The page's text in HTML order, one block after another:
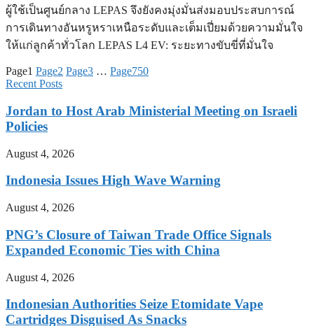
ผู้ใช้เป็นศูนย์กลาง LEPAS จึงยังคงมุ่งมั่นส่งมอบประสบการณ์
การเดินทางอันหรูหราเหนือระดับและเต็มเปี่ยมด้วยความมั่นใจ
ให้แก่ลูกค้าทั่วโลก LEPAS L4 EV: ระยะทางขับขี่ที่มั่นใจ
Page1 Page2 Page3 … Page750
Recent Posts
Jordan to Host Arab Ministerial Meeting on Israeli
Policies
August 4, 2026
Indonesia Issues High Wave Warning
August 4, 2026
PNG’s Closure of Taiwan Trade Office Signals
Expanded Economic Ties with China
August 4, 2026
Indonesian Authorities Seize Etomidate Vape
Cartridges Disguised As Snacks